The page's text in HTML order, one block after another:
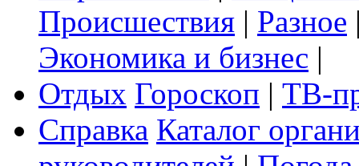
Происшествия | Разное
Экономика и бизнес |
Отдых Гороскоп | ТВ-
Справка Каталог